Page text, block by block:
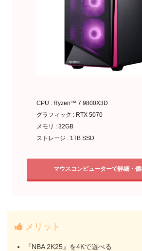
CPU : Ryzen™ 7 9800X3D
グラフィック : RTX 5070
メモリ : 32GB
ストレージ : 1TB SSD
マウスコンピューターで詳細・
メリット
『NBA 2K25』を4Kで遊べる